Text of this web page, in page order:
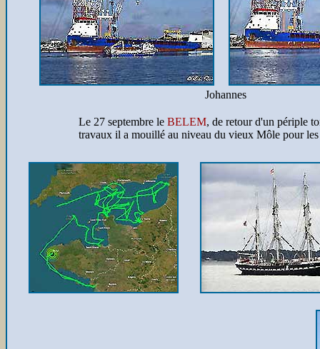
Johannes
Le 27 septembre le BELEM, de retour d'un périple
travaux il a mouillé au niveau du vieux Môle pour